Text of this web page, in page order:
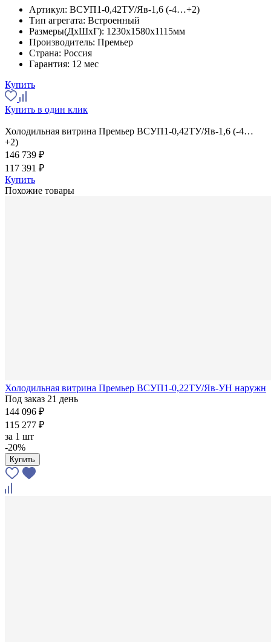
Артикул: ВСУП1-0,42ТУ/Яв-1,6 (-4…+2)
Тип агрегата: Встроенный
Размеры(ДхШхГ): 1230x1580x1115мм
Производитель: Премьер
Страна: Россия
Гарантия: 12 мес
Купить
Купить в один клик
Холодильная витрина Премьер ВСУП1-0,42ТУ/Яв-1,6 (-4…
+2)
146 739 ₽
117 391 ₽
Купить
Похожие товары
Холодильная витрина Премьер ВСУП1-0,22ТУ/Яв-УН наружн
Под заказ 21 день
144 096 ₽
115 277 ₽
за 1 шт
-20%
Купить